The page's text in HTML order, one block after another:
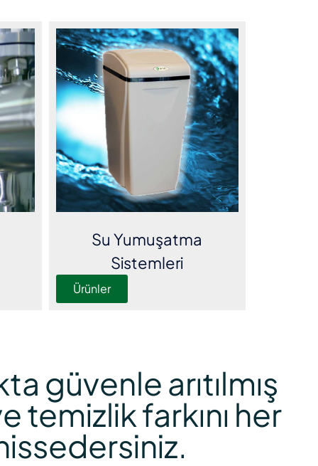
Su Yumuşatma
Sistemleri
Ürünler
güvenle arıtılmış
temizlik farkını her